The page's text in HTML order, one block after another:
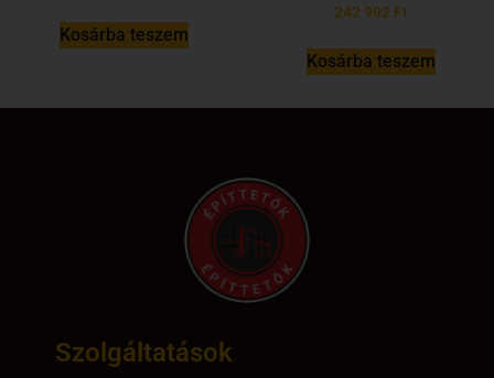
Kosárba teszem
242 992 Ft
Kosárba teszem
Szolgáltatások